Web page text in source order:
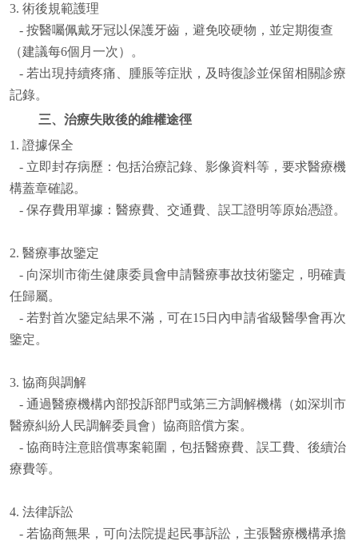
3. 術後規範護理
- 按醫囑佩戴牙冠以保護牙齒，避免咬硬物，並定期復查
（建議每6個月一次）。
- 若出現持續疼痛、腫脹等症狀，及時復診並保留相關診療
記錄。
三、治療失敗後的維權途徑
1. 證據保全
- 立即封存病歷：包括治療記錄、影像資料等，要求醫療機
構蓋章確認。
- 保存費用單據：醫療費、交通費、誤工證明等原始憑證。
2. 醫療事故鑒定
- 向深圳市衛生健康委員會申請醫療事故技術鑒定，明確責
任歸屬。
- 若對首次鑒定結果不滿，可在15日內申請省級醫學會再次
鑒定。
3. 協商與調解
- 通過醫療機構內部投訴部門或第三方調解機構（如深圳市
醫療糾紛人民調解委員會）協商賠償方案。
- 協商時注意賠償專案範圍，包括醫療費、誤工費、後續治
療費等。
4. 法律訴訟
- 若協商無果，可向法院提起民事訴訟，主張醫療機構承擔